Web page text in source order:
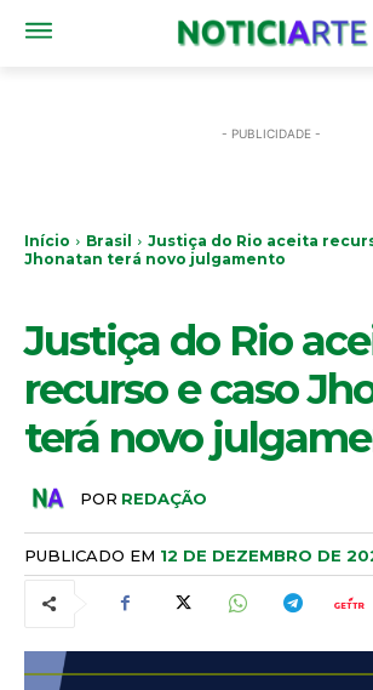
- PUBLICIDADE -
Início Brasil
Justiça do Rio aceita
Jhonatan terá novo julgamento
Justiça do Rio
recurso e caso
terá novo
POR REDAÇÃO
PUBLICADO EM 12 DE DEZEMBRO DE